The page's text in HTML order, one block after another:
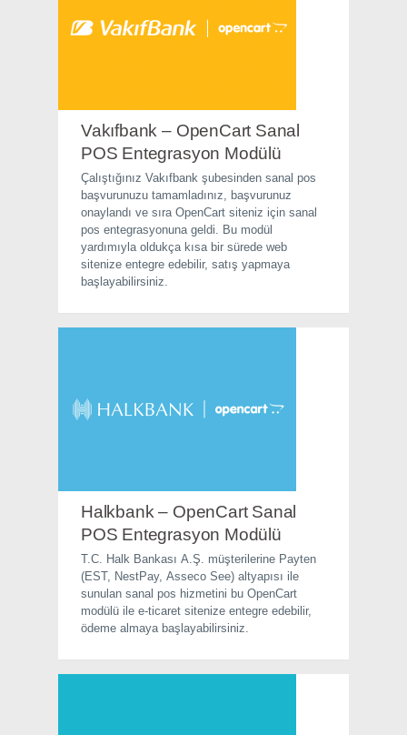
Vakıfbank – OpenCart Sanal
POS Entegrasyon Modülü
Çalıştığınız Vakıfbank şubesinden sanal pos
başvurunuzu tamamladınız, başvurunuz
onaylandı ve sıra OpenCart siteniz için sanal
pos entegrasyonuna geldi. Bu modül
yardımıyla oldukça kısa bir sürede web
sitenize entegre edebilir, satış yapmaya
başlayabilirsiniz.
Halkbank – OpenCart Sanal
POS Entegrasyon Modülü
T.C. Halk Bankası A.Ş. müşterilerine Payten
(EST, NestPay, Asseco See) altyapısı ile
sunulan sanal pos hizmetini bu OpenCart
modülü ile e-ticaret sitenize entegre edebilir,
ödeme almaya başlayabilirsiniz.